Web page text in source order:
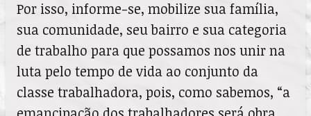
Por isso, informe-se, mobilize sua família,
sua comunidade, seu bairro e sua categoria
de trabalho para que possamos nos unir na
luta pelo tempo de vida ao conjunto da
classe trabalhadora, pois, como sabemos, “a